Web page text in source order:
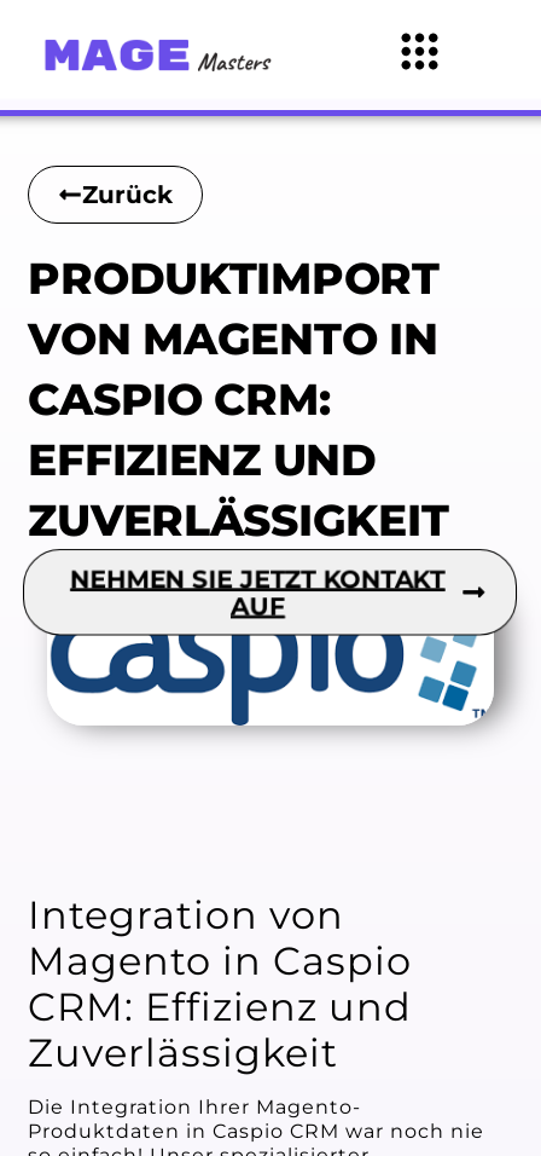
Zurück
PRODUKTIMPORT
VON MAGENTO IN
CASPIO CRM:
EFFIZIENZ UND
ZUVERLÄSSIGKEIT
NEHMEN SIE JETZT KONTAKT
AUF
Integration von
Magento in Caspio
CRM: Effizienz und
Zuverlässigkeit
Die Integration Ihrer Magento-
Produktdaten in Caspio CRM war noch nie